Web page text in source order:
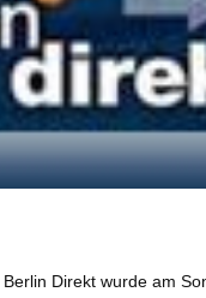
Direkt wurde am